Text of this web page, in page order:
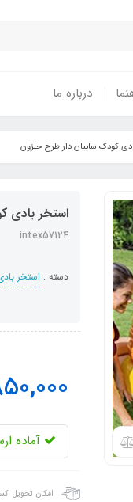
درباره ما
کودک سایبان دار طرح حلزون
استخر بادی
intex57124
دسته : استخر
آماده
امکان تحویل